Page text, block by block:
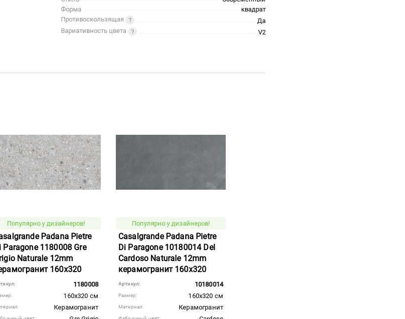
Форма
квадрат
Противоскользящая
Да
Вариативность цвета
V2
Популярно у дизайнеров!
Padana Pietre
Paragone 1180008 Gre
Naturale 12mm
160x320
1180008
160x320 см
Керамогранит
Популярно у дизайнеров!
Casalgrande Padana Pietre
Di Paragone 10180014 Del
Cardoso Naturale 12mm
керамогранит 160x320
Артикул: 10180014
Размер: 160x320 см
Материал: Керамогранит